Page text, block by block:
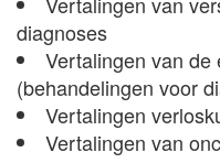
diagnoses
Vertalingen van de
(behandelingen voor
Vertalingen
Vertalingen van